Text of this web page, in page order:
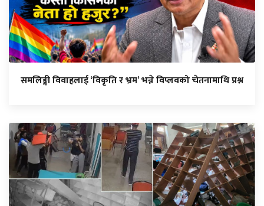
समलिङ्गी विवाहलाई ‘विकृति र भ्रम’ भन्ने विप्लवको चेतनामाथि प्रश्न